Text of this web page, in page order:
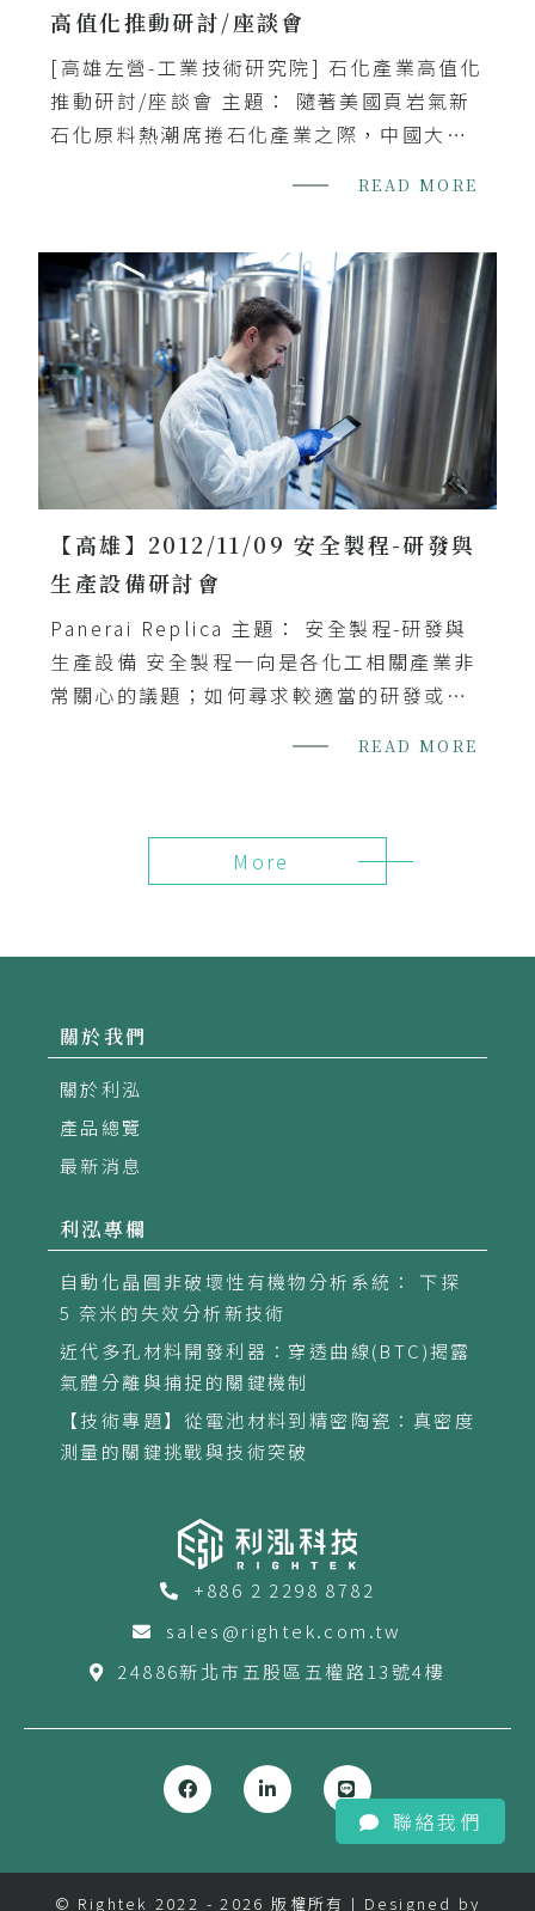
高值化推動研討/座談會
[高雄左營-工業技術研究院] 石化產業高值化
推動研討/座談會 主題： 隨著美國頁岩氣新
石化原料熱潮席捲石化產業之際，中國大陸
對苯二甲酸、己內醯胺、苯酚系列產能過剩
READ MORE
【高雄】2012/11/09 安全製程-研發與
生產設備研討會
Panerai Replica 主題： 安全製程-研發與
生產設備 安全製程一向是各化工相關產業非
常關心的議題；如何尋求較適當的研發或生
READ MORE
More
聯絡我們
關於我們
關於利泓
產品總覽
最新消息
利泓專欄
自動化晶圓非破壞性有機物分析系統： 下探
5 奈米的失效分析新技術
近代多孔材料開發利器：穿透曲線(BTC)揭露
氣體分離與捕捉的關鍵機制
【技術專題】從電池材料到精密陶瓷：真密度
測量的關鍵挑戰與技術突破
+886 2 2298 8782
sales@rightek.com.tw
24886新北市五股區五權路13號4樓
© Rightek 2022 - 2026 版權所有 | Designed by